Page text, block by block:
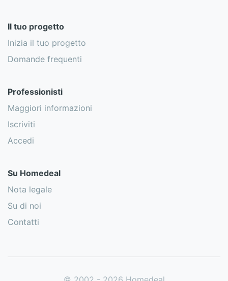
Il tuo progetto
Inizia il tuo progetto
Domande frequenti
Professionisti
Maggiori informazioni
Iscriviti
Accedi
Su Homedeal
Nota legale
Su di noi
Contatti